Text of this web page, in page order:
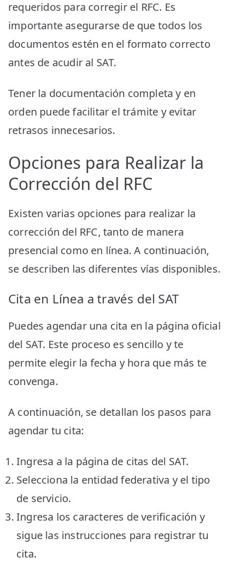
requeridos para corregir el RFC. Es
importante asegurarse de que todos los
documentos estén en el formato correcto
antes de acudir al SAT.
Tener la documentación completa y en
orden puede facilitar el trámite y evitar
retrasos innecesarios.
Opciones para Realizar la
Corrección del RFC
Existen varias opciones para realizar la
corrección del RFC, tanto de manera
presencial como en línea. A continuación,
se describen las diferentes vías disponibles.
Cita en Línea a través del SAT
Puedes agendar una cita en la página oficial
del SAT. Este proceso es sencillo y te
permite elegir la fecha y hora que más te
convenga.
A continuación, se detallan los pasos para
agendar tu cita:
Ingresa a la página de citas del SAT.
Selecciona la entidad federativa y el tipo
de servicio.
Ingresa los caracteres de verificación y
sigue las instrucciones para registrar tu
cita.